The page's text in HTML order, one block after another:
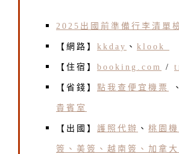
2025出國前準備行李清單
【網路】 kkday 、 klook
【住宿】 booking.com /
【省錢】 點我查便宜機票 、
貴賓室
【出國】 護照代辦 、 桃園
簽、美簽、越南簽、加拿